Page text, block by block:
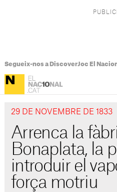
Segueix-nos a DiscoverJoc El
29 DE NOVEMBRE DE 1833
Arrenca la
Bonaplata, la
introduir el
força motriu